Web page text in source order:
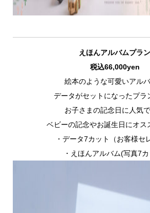
えほんアルバムプラン
税込66,000yen
絵本のような可愛いアル
データがセットになったプラ
お子さまの記念日に人気で
ベビーの記念やお誕生日にオス
・データ7カット（お客様セ
・えほんアルバム(写真7